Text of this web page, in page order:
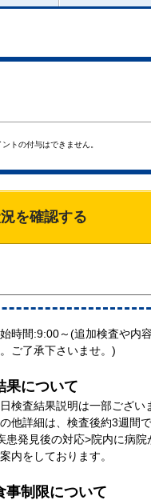
トの付与はできません。
を確認する
時間:9:00～(追加検査や内
ご了承下さいませ。)
について
検査結果説明は一部ござい
他詳細は、検査後約3週間
発見後の対応>院内に病院
内をしております。
制限について